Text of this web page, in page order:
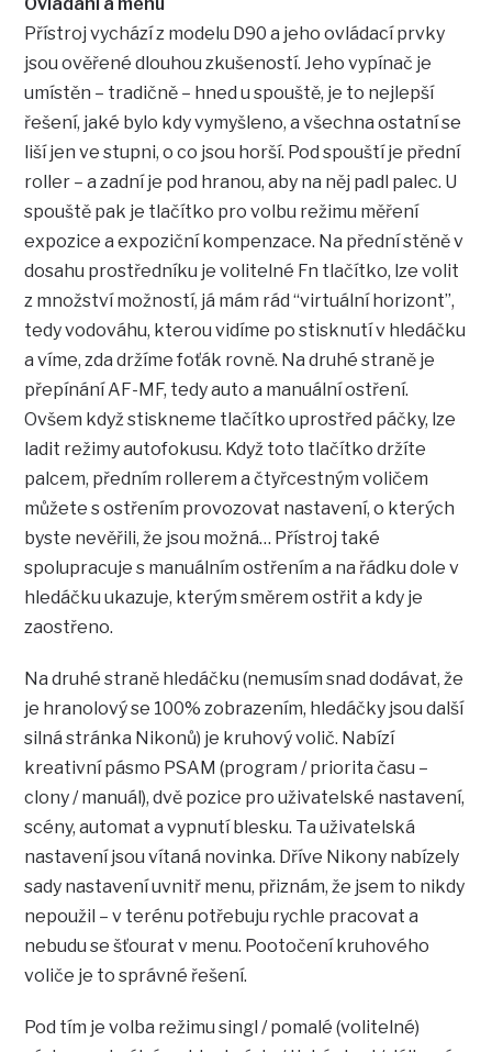
Přístroj vychází z modelu D90 a jeho ovládací prvky
jsou ověřené dlouhou zkušeností. Jeho vypínač je
umístěn – tradičně – hned u spouště, je to nejlepší
řešení, jaké bylo kdy vymyšleno, a všechna ostatní se
liší jen ve stupni, o co jsou horší. Pod spouští je přední
roller – a zadní je pod hranou, aby na něj padl palec. U
spouště pak je tlačítko pro volbu režimu měření
expozice a expoziční kompenzace. Na přední stěně v
dosahu prostředníku je volitelné Fn tlačítko, lze volit
z množství možností, já mám rád “virtuální horizont”,
tedy vodováhu, kterou vidíme po stisknutí v hledáčku
a víme, zda držíme foťák rovně. Na druhé straně je
přepínání AF-MF, tedy auto a manuální ostření.
Ovšem když stiskneme tlačítko uprostřed páčky, lze
ladit režimy autofokusu. Když toto tlačítko držíte
palcem, předním rollerem a čtyřcestným voličem
můžete s ostřením provozovat nastavení, o kterých
byste nevěřili, že jsou možná… Přístroj také
spolupracuje s manuálním ostřením a na řádku dole v
hledáčku ukazuje, kterým směrem ostřit a kdy je
zaostřeno.
Na druhé straně hledáčku (nemusím snad dodávat, že
je hranolový se 100% zobrazením, hledáčky jsou další
silná stránka Nikonů) je kruhový volič. Nabízí
kreativní pásmo PSAM (program / priorita času –
clony / manuál), dvě pozice pro uživatelské nastavení,
scény, automat a vypnutí blesku. Ta uživatelská
nastavení jsou vítaná novinka. Dříve Nikony nabízely
sady nastavení uvnitř menu, přiznám, že jsem to nikdy
nepoužil – v terénu potřebuju rychle pracovat a
nebudu se šťourat v menu. Pootočení kruhového
voliče je to správné řešení.
Pod tím je volba režimu singl / pomalé (volitelné)